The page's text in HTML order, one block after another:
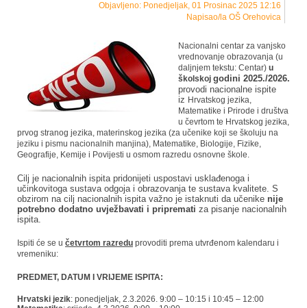
Objavljeno: Ponedjeljak, 01 Prosinac 2025 12:16
Napisao/la OŠ Orehovica
Nacionalni centar za vanjsko
vrednovanje obrazovanja (u
daljnjem tekstu: Centar) u
školskoj godini 2025./2026.
provodi nacionalne ispite
iz Hrvatskog jezika,
Matematike i Prirode i društva
u čevrtom te Hrvatskog jezika,
prvog stranog jezika, materinskog jezika (za učenike koji se školuju na
jeziku i pismu nacionalnih manjina), Matematike, Biologije, Fizike,
Geografije, Kemije i Povijesti u osmom razredu osnovne škole.
Cilj je nacionalnih ispita pridonijeti uspostavi usklađenoga i
učinkovitoga sustava odgoja i obrazovanja te sustava kvalitete. S
obzirom na cilj nacionalnih ispita važno je istaknuti da učenike nije
potrebno dodatno uvježbavati i pripremati za pisanje nacionalnih
ispita.
Ispiti će se u četvrtom razredu provoditi prema utvrđenom kalendaru i
vremeniku:
PREDMET, DATUM I VRIJEME ISPITA:
Hrvatski jezik: ponedjeljak, 2.3.2026. 9:00 – 10:15 i 10:45 – 12:00